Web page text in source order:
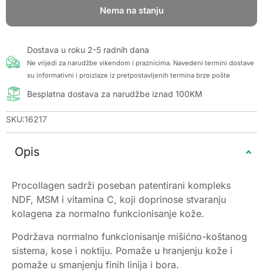
Nema na stanju
Dostava u roku 2-5 radnih dana
Ne vrijedi za narudžbe vikendom i praznicima. Navedeni termini dostave
su informativni i proizlaze iz pretpostavljenih termina brze pošte
Besplatna dostava za narudžbe iznad 100KM
SKU:16217
Opis
Procollagen sadrži poseban patentirani kompleks
NDF, MSM i vitamina C, koji doprinose stvaranju
kolagena za normalno funkcionisanje kože.
Podržava normalno funkcionisanje mišićno-koštanog
sistema, kose i noktiju. Pomaže u hranjenju kože i
pomaže u smanjenju finih linija i bora.